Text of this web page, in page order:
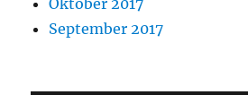
September 2017